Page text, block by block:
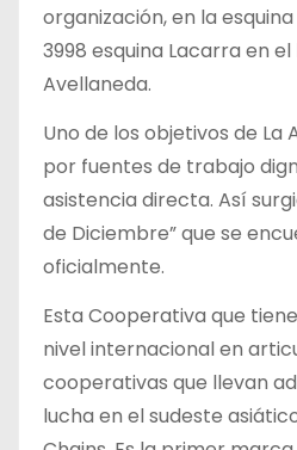
organización, en la
3998 esquina Lacarra en
Avellaneda.
Uno de los objetivos de La
por fuentes de trabajo
asistencia directa. Así
de Diciembre” que se
oficialmente.
Esta Cooperativa que
nivel internacional en
cooperativas que llevan
lucha en el sudeste